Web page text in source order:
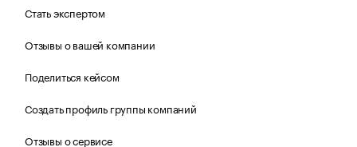
Стать экспертом
Отзывы о вашей компании
Поделиться кейсом
Создать профиль группы компаний
Отзывы о сервисе